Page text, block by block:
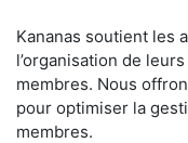
Kananas soutient les
l’organisation de
membres. Nous
pour optimiser la
membres.